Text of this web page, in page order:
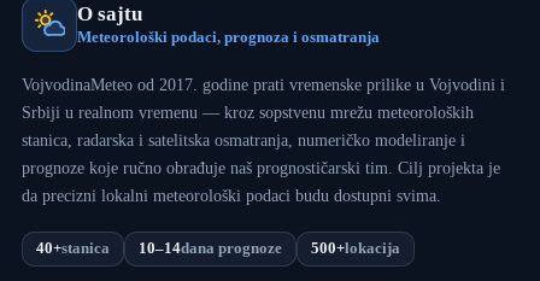
O sajtu
Meteorološki podaci, prognoza i osmatranja
VojvodinaMeteo od 2017. godine prati vremenske prilike u Vojvodini i
Srbiji u realnom vremenu — kroz sopstvenu mrežu meteoroloških
stanica, radarska i satelitska osmatranja, numeričko modeliranje i
prognoze koje ručno obrađuje naš prognostičarski tim. Cilj projekta je
da precizni lokalni meteorološki podaci budu dostupni svima.
40+stanica 10–14dana prognoze 500+lokacija